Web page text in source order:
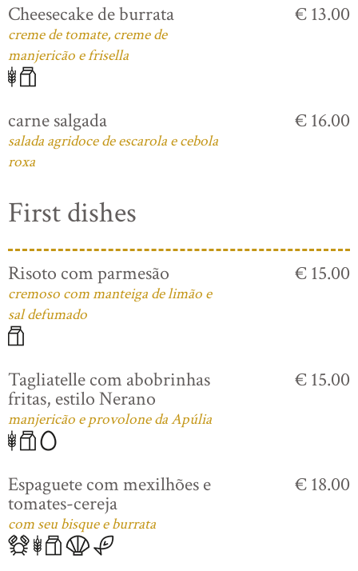
Cheesecake de burrata
creme de tomate, creme de
manjericão e frisella
€ 13.00
carne salgada
salada agridoce de escarola e cebola
roxa
€ 16.00
First dishes
Risoto com parmesão
cremoso com manteiga de limão e
sal defumado
€ 15.00
Tagliatelle com abobrinhas
fritas, estilo Nerano
manjericão e provolone da Apúlia
€ 15.00
Espaguete com mexilhões e
tomates-cereja
com seu bisque e burrata
€ 18.00